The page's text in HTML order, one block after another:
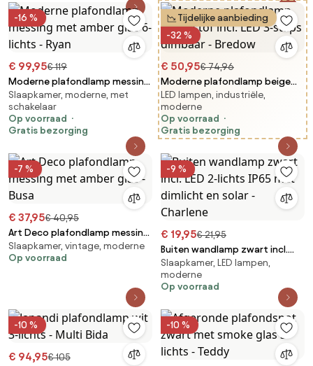
-16 %
€ 99,95€ 119
Moderne plafondlamp messing
met amber glas 6-lichts - Ryan
Slaapkamer, moderne, met
schakelaar
Op voorraad
Gratis bezorging
Tijdelijke aanbieding
-32 %
€ 50,95€ 74,96
Moderne plafondlamp beige
stof incl. LED 3-staps dimbaar -
Bredow
LED lampen, industriële,
moderne
Op voorraad
Gratis bezorging
-7 %
€ 37,95€ 40,95
Art Deco plafondlamp messing
met amber glas - Busa
Slaapkamer, vintage, moderne
Op voorraad
-9 %
€ 19,95€ 21,95
Buiten wandlamp zwart incl.
LED 2-lichts IP65 met dimlicht
en solar - Charlene
Slaapkamer, LED lampen,
moderne
Op voorraad
-10 %
€ 94,95€ 105
-10 %